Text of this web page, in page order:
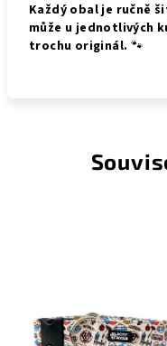
Každý obal je ručně
může u jednotlivých
trochu originál. 🐾